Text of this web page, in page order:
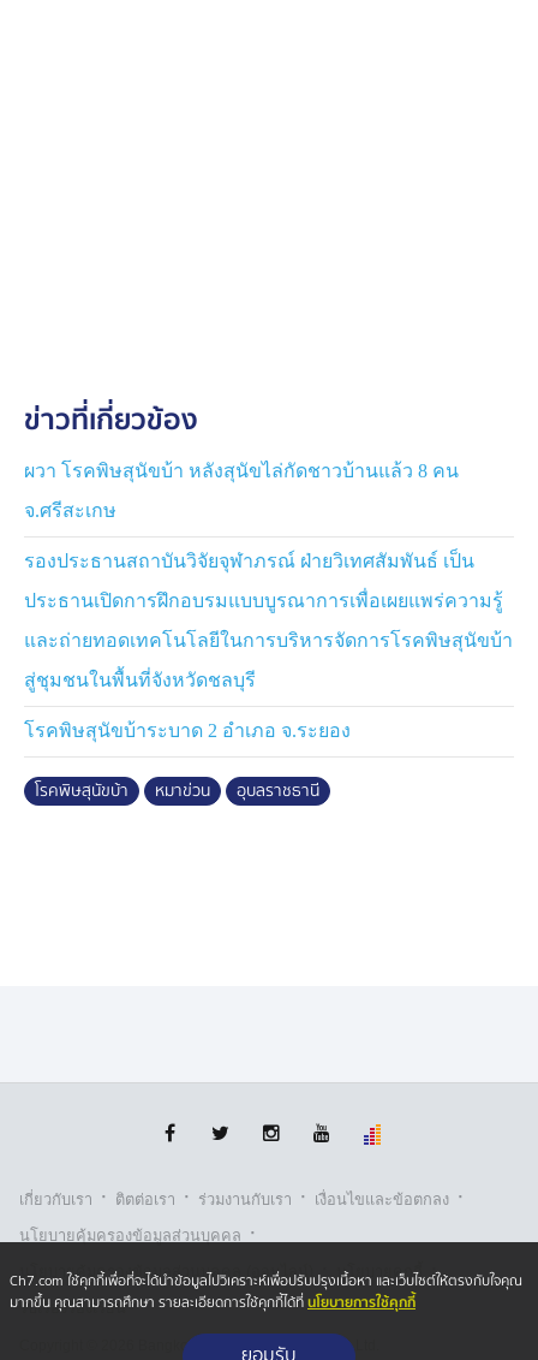
ตลอด ไม่ให้ผู้ที่เสี่ยงออกนอกพื้นที่ เพราะเกรงว่าจะเกิดโรค
พร้อมประสาน สำนักงานปศุสัตว์จังหวัดอุบลราชธานี หน่วย
กับสุนัขและแมว ในรัศมี 5 กิโลเมตร จากจุดที่พบโรค เพื่อ
ระงับการแพร่ระบาดอย่างเร่งด่วน
และยังประชาสัมพันธ์ให้ชาวบ้านสังเกตอาการสัตว์เลี้ยง
หากมีอาการ ดุร้าย น้ำลายไหล ซึม ให้กักขังและแจ้งเจ้า
หน้าที่ทันที
กรณีที่ญาติผู้สูญเสียตัดพ้อ ถูกสังคมพูดถึงอาการผู้ป่วยเกิน
จริง ตนเองได้ประชาชาสัมพันธ์ให้ชาวบ้านทราบว่า โรคพิษ
ข่าวที่เกี่ยวข้อง
ผวา โรคพิษสุนัขบ้า หลังสุนัขไล่กัดชาวบ้านแล้ว 8 คน
จ.ศรีสะเกษ
รองประธานสถาบันวิจัยจุฬาภรณ์ ฝ่ายวิเทศสัมพันธ์ เป็น
ประธานเปิดการฝึกอบรมแบบบูรณาการเพื่อเผยแพร่ความรู้
และถ่ายทอดเทคโนโลยีในการบริหารจัดการโรคพิษสุนัขบ้า
สู่ชุมชนในพื้นที่จังหวัดชลบุรี
โรคพิษสุนัขบ้าระบาด 2 อำเภอ จ.ระยอง
โรคพิษสุนัขบ้า หมาข่วน อุบลราชธานี
เกี่ยวกับเรา · ติตต่อเรา · ร่วมงานกับเรา · เงื่อนไขและข้อตกลง ·
นโยบายคุ้มครองข้อมูลส่วนบุคคล ·
นโยบายคุ้มครองข้อมูลส่วนบุคคล (ออนไลน์) · นโยบายคุกกี้ ·
รับเรื่องร้องเรียน
Copyright © 2026 Bangkok Broadcasting & T.V. Co.,Ltd.
Ch7.com ใช้คุกกี้เพื่อที่จะได้นำข้อมูลไปวิเคราะห์เพื่อปรับปรุงเนื้อหา และเว็บไซต์ให้ตรงกับใจคุณ
มากขึ้น คุณสามารถศึกษา รายละเอียดการใช้คุกกี้ได้ที่นโยบายการใช้คุกกี้